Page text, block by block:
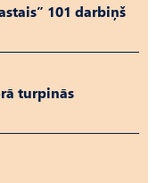
101 darbiņš
turpinās